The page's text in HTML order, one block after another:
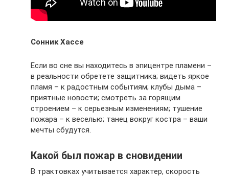
Сонник Хассе
Если во сне вы находитесь в эпицентре пламени –
в реальности обретете защитника; видеть яркое
пламя – к радостным событиям; клубы дыма –
приятные новости; смотреть за горящим
строением – к серьезным изменениям; тушение
пожара – к веселью; танец вокруг костра – ваши
мечты сбудутся.
Какой был пожар в сновидении
В трактовках учитывается характер, скорость